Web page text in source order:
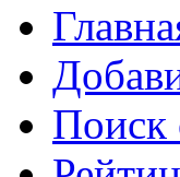
Поиск